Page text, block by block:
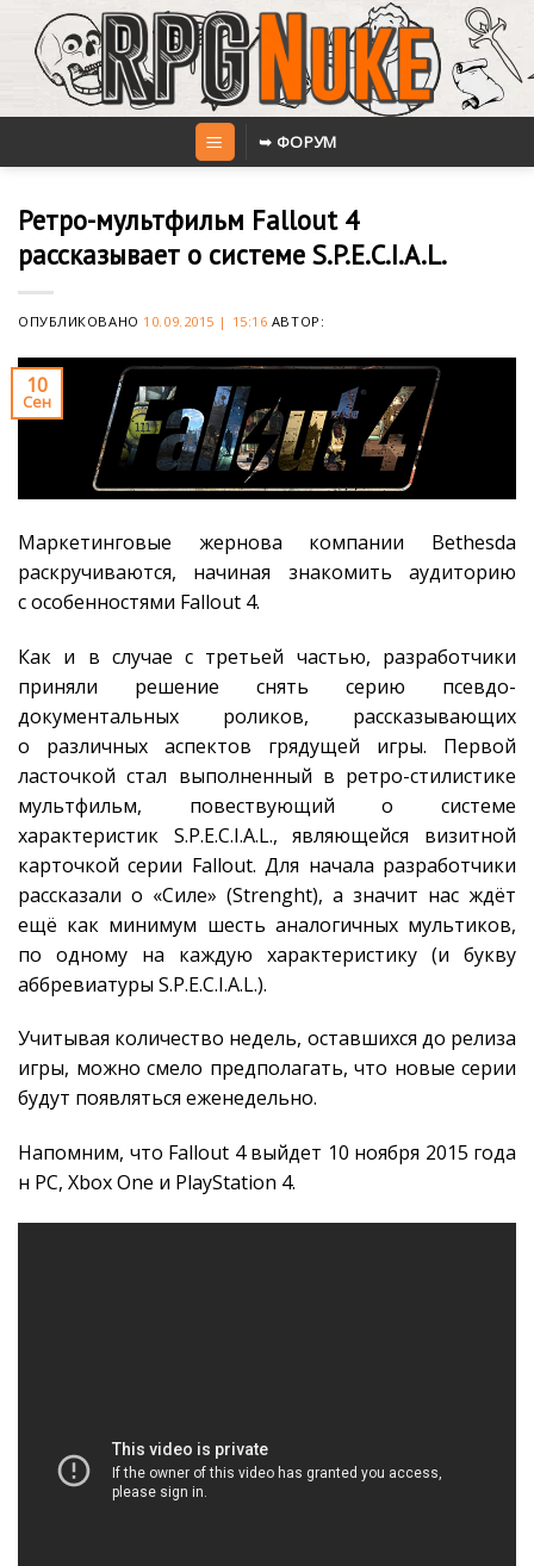
content
➥ ФОРУМ
Ретро-мультфильм Fallout 4
рассказывает о системе S.P.E.C.I.A.L.
ОПУБЛИКОВАНО 10.09.2015 | 15:16 АВТОР:
10
Сен
Маркетинговые жернова компании Bethesda
раскручиваются, начиная знакомить аудиторию
с особенностями Fallout 4.
Как и в случае с третьей частью, разработчики
приняли решение снять серию псевдо-
документальных роликов, рассказывающих
о различных аспектов грядущей игры. Первой
ласточкой стал выполненный в ретро-стилистике
мультфильм, повествующий о системе
характеристик S.P.E.C.I.A.L., являющейся визитной
карточкой серии Fallout. Для начала разработчики
рассказали о «Силе» (Strenght), а значит нас ждёт
ещё как минимум шесть аналогичных мультиков,
по одному на каждую характеристику (и букву
аббревиатуры S.P.E.C.I.A.L.).
Учитывая количество недель, оставшихся до релиза
игры, можно смело предполагать, что новые серии
будут появляться еженедельно.
Напомним, что Fallout 4 выйдет 10 ноября 2015 года
н PC, Xbox One и PlayStation 4.